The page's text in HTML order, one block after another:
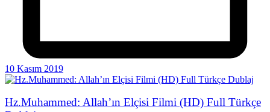
10 Kasım 2019
Hz.Muhammed: Allah’ın Elçisi Filmi (HD) Full Türkçe